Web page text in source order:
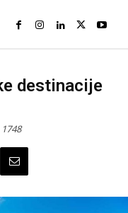
destinacije
1748